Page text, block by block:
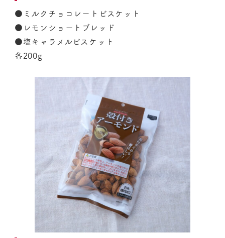
●ミルクチョコレートビスケット
●レモンショートブレッド
●塩キャラメルビスケット
各200g